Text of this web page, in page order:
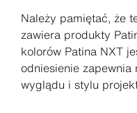
Należy pamiętać, że
zawiera produkty
kolorów Patina NXT
odniesienie zapewnia
wyglądu i stylu